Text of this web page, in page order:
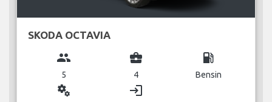
SKODA OCTAVIA
group
5
business_center
4
local_gas_station
Bensin
miscellaneous_services login